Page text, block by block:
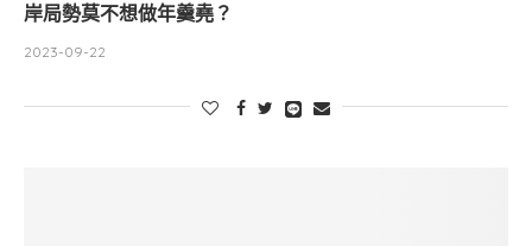
岸局勢莫不想做年羹堯？
2023-09-22